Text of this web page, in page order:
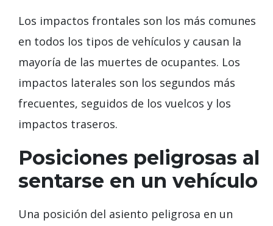
Los impactos frontales son los más comunes
en todos los tipos de vehículos y causan la
mayoría de las muertes de ocupantes. Los
impactos laterales son los segundos más
frecuentes, seguidos de los vuelcos y los
impactos traseros.
Posiciones peligrosas al
sentarse en un vehículo
Una posición del asiento peligrosa en un